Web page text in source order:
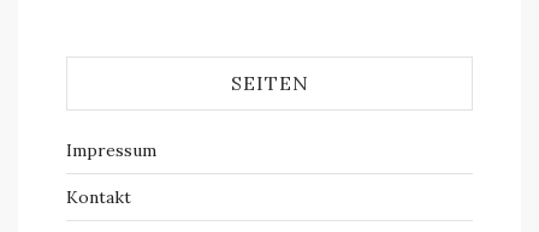
SEITEN
Impressum
Kontakt